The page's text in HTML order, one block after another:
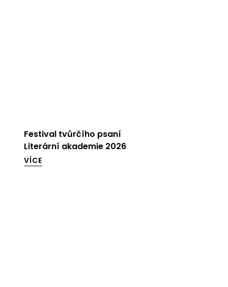
Festival tvůrčího psaní
Literární akademie 2026
VÍCE